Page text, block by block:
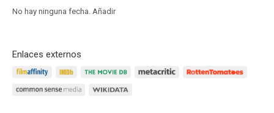
No hay ninguna fecha. Añadir
Enlaces externos